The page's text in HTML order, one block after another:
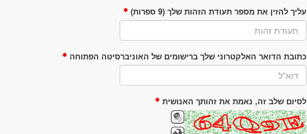
עליך להזין את מספר תעודת הזהות שלך (9 ספרות)
כתובת הדואר האלקטרוני שלך ברישומים של האוניברסיטה הפתוחה
לסיום שלב זה, נאמת את זהותך האנושית